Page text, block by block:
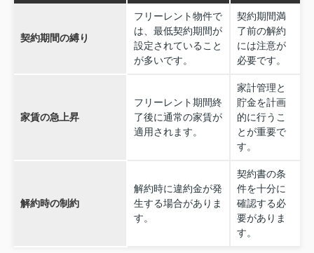
契約期間の縛り
フリーレント物件で
は、最低契約期間が
設定されていること
が多いです。
契約期間満
了前の解約
には注意が
必要です。
家賃の急上昇
フリーレント期間終
了後に通常の家賃が
適用されます。
家計管理と
貯金を計画
的に行うこ
とが重要で
す。
解約時の制約
解約時に違約金が発
生する場合がありま
す。
契約書の条
件を十分に
確認する必
要がありま
す。